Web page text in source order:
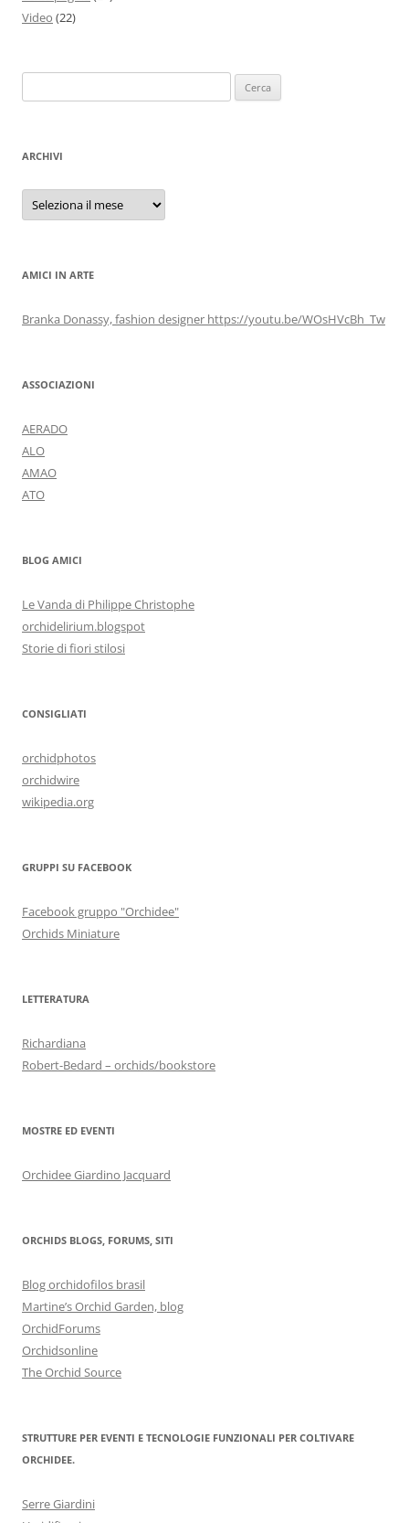
Video (22)
per:
ARCHIVI
Archivi
AMICI IN ARTE
Branka Donassy, fashion designer https://youtu.be/WOsHVcBh_Tw
ASSOCIAZIONI
AERADO
ALO
AMAO
ATO
BLOG AMICI
Le Vanda di Philippe Christophe
orchidelirium.blogspot
Storie di fiori stilosi
CONSIGLIATI
orchidphotos
orchidwire
wikipedia.org
GRUPPI SU FACEBOOK
Facebook gruppo "Orchidee"
Orchids Miniature
LETTERATURA
Richardiana
Robert-Bedard – orchids/bookstore
MOSTRE ED EVENTI
Orchidee Giardino Jacquard
ORCHIDS BLOGS, FORUMS, SITI
Blog orchidofilos brasil
Martine’s Orchid Garden, blog
OrchidForums
Orchidsonline
The Orchid Source
STRUTTURE PER EVENTI E TECNOLOGIE FUNZIONALI PER COLTIVARE
ORCHIDEE.
Serre Giardini